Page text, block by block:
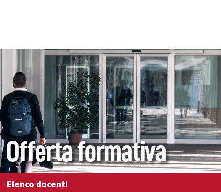
Offerta formativa
Elenco docenti